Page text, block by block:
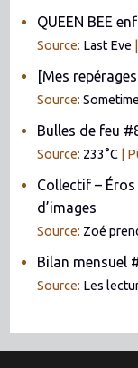
QUEEN BEE
Source: Last Eve
[Mes
Source:
Bulles de feu
Source: 233°C
Collectif –
d’images
Source: Zoé
Bilan mensuel
Source: Les